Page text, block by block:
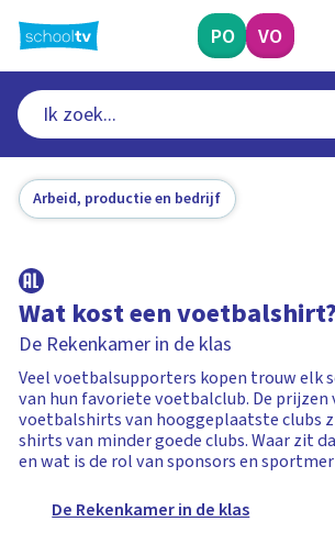
naar
hoofdinhoud
PO VO
Arbeid, productie en bedrijf
Wat kost een voetbalshirt?
De Rekenkamer in de klas
Veel voetbalsupporters kopen trouw elk
van hun favoriete voetbalclub. De prijzen
voetbalshirts van hooggeplaatste clubs
shirts van minder goede clubs. Waar zit
en wat is de rol van sponsors en
De Rekenkamer in de klas